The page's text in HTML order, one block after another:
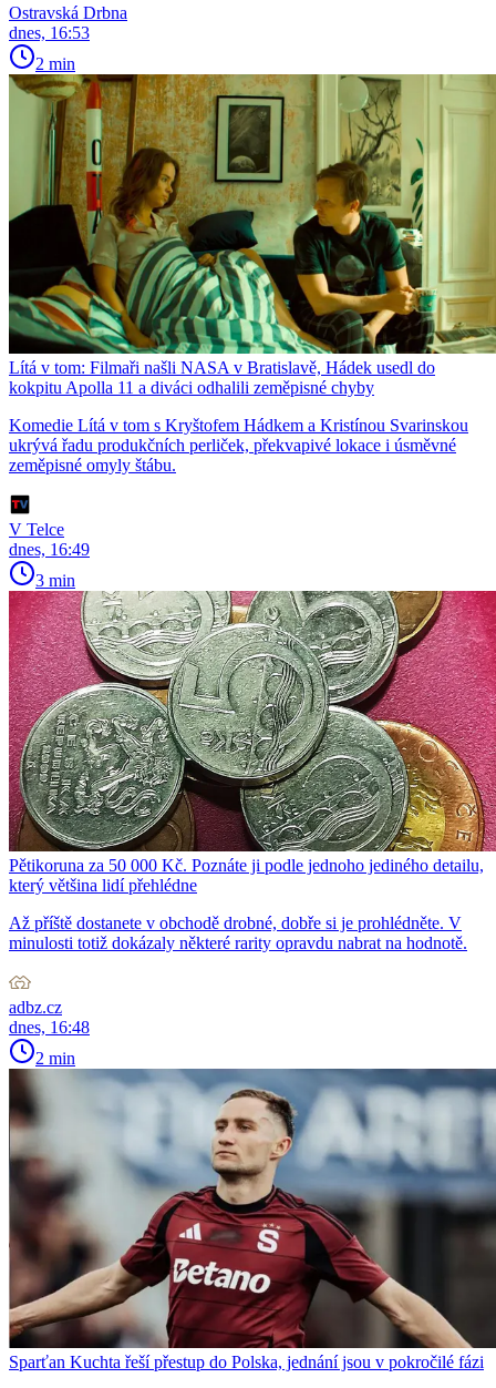
Ostravská Drbna
dnes, 16:53
2 min
Lítá v tom: Filmaři našli NASA v Bratislavě, Hádek usedl do
kokpitu Apolla 11 a diváci odhalili zeměpisné chyby
Komedie Lítá v tom s Kryštofem Hádkem a Kristínou Svarinskou
ukrývá řadu produkčních perliček, překvapivé lokace i úsměvné
zeměpisné omyly štábu.
V Telce
dnes, 16:49
3 min
Pětikoruna za 50 000 Kč. Poznáte ji podle jednoho jediného detailu,
který většina lidí přehlédne
Až příště dostanete v obchodě drobné, dobře si je prohlédněte. V
minulosti totiž dokázaly některé rarity opravdu nabrat na hodnotě.
adbz.cz
dnes, 16:48
2 min
Sparťan Kuchta řeší přestup do Polska, jednání jsou v pokročilé fázi